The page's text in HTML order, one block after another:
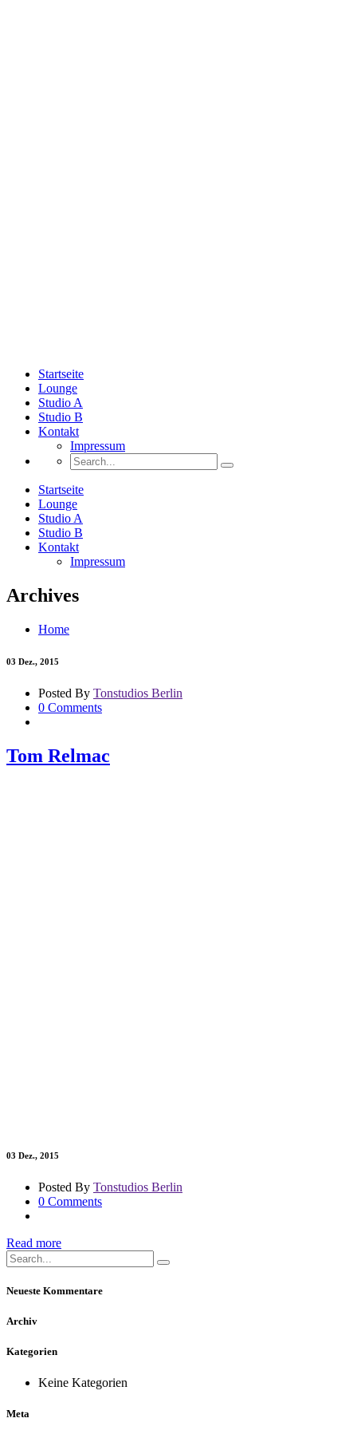
Startseite
Lounge
Studio A
Studio B
Kontakt
Impressum
Startseite
Lounge
Studio A
Studio B
Kontakt
Impressum
Archives
Home
03 Dez., 2015
Posted By Tonstudios Berlin
0 Comments
Tom Relmac
03 Dez., 2015
Posted By Tonstudios Berlin
0 Comments
Read more
Neueste Kommentare
Archiv
Kategorien
Keine Kategorien
Meta